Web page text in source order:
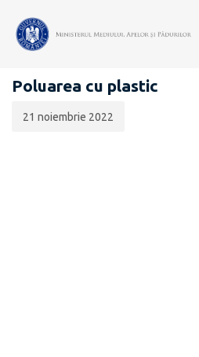
ECONOMIE CIRCULARĂ
Poluarea cu plastic
publicării:
21 noiembrie 2022